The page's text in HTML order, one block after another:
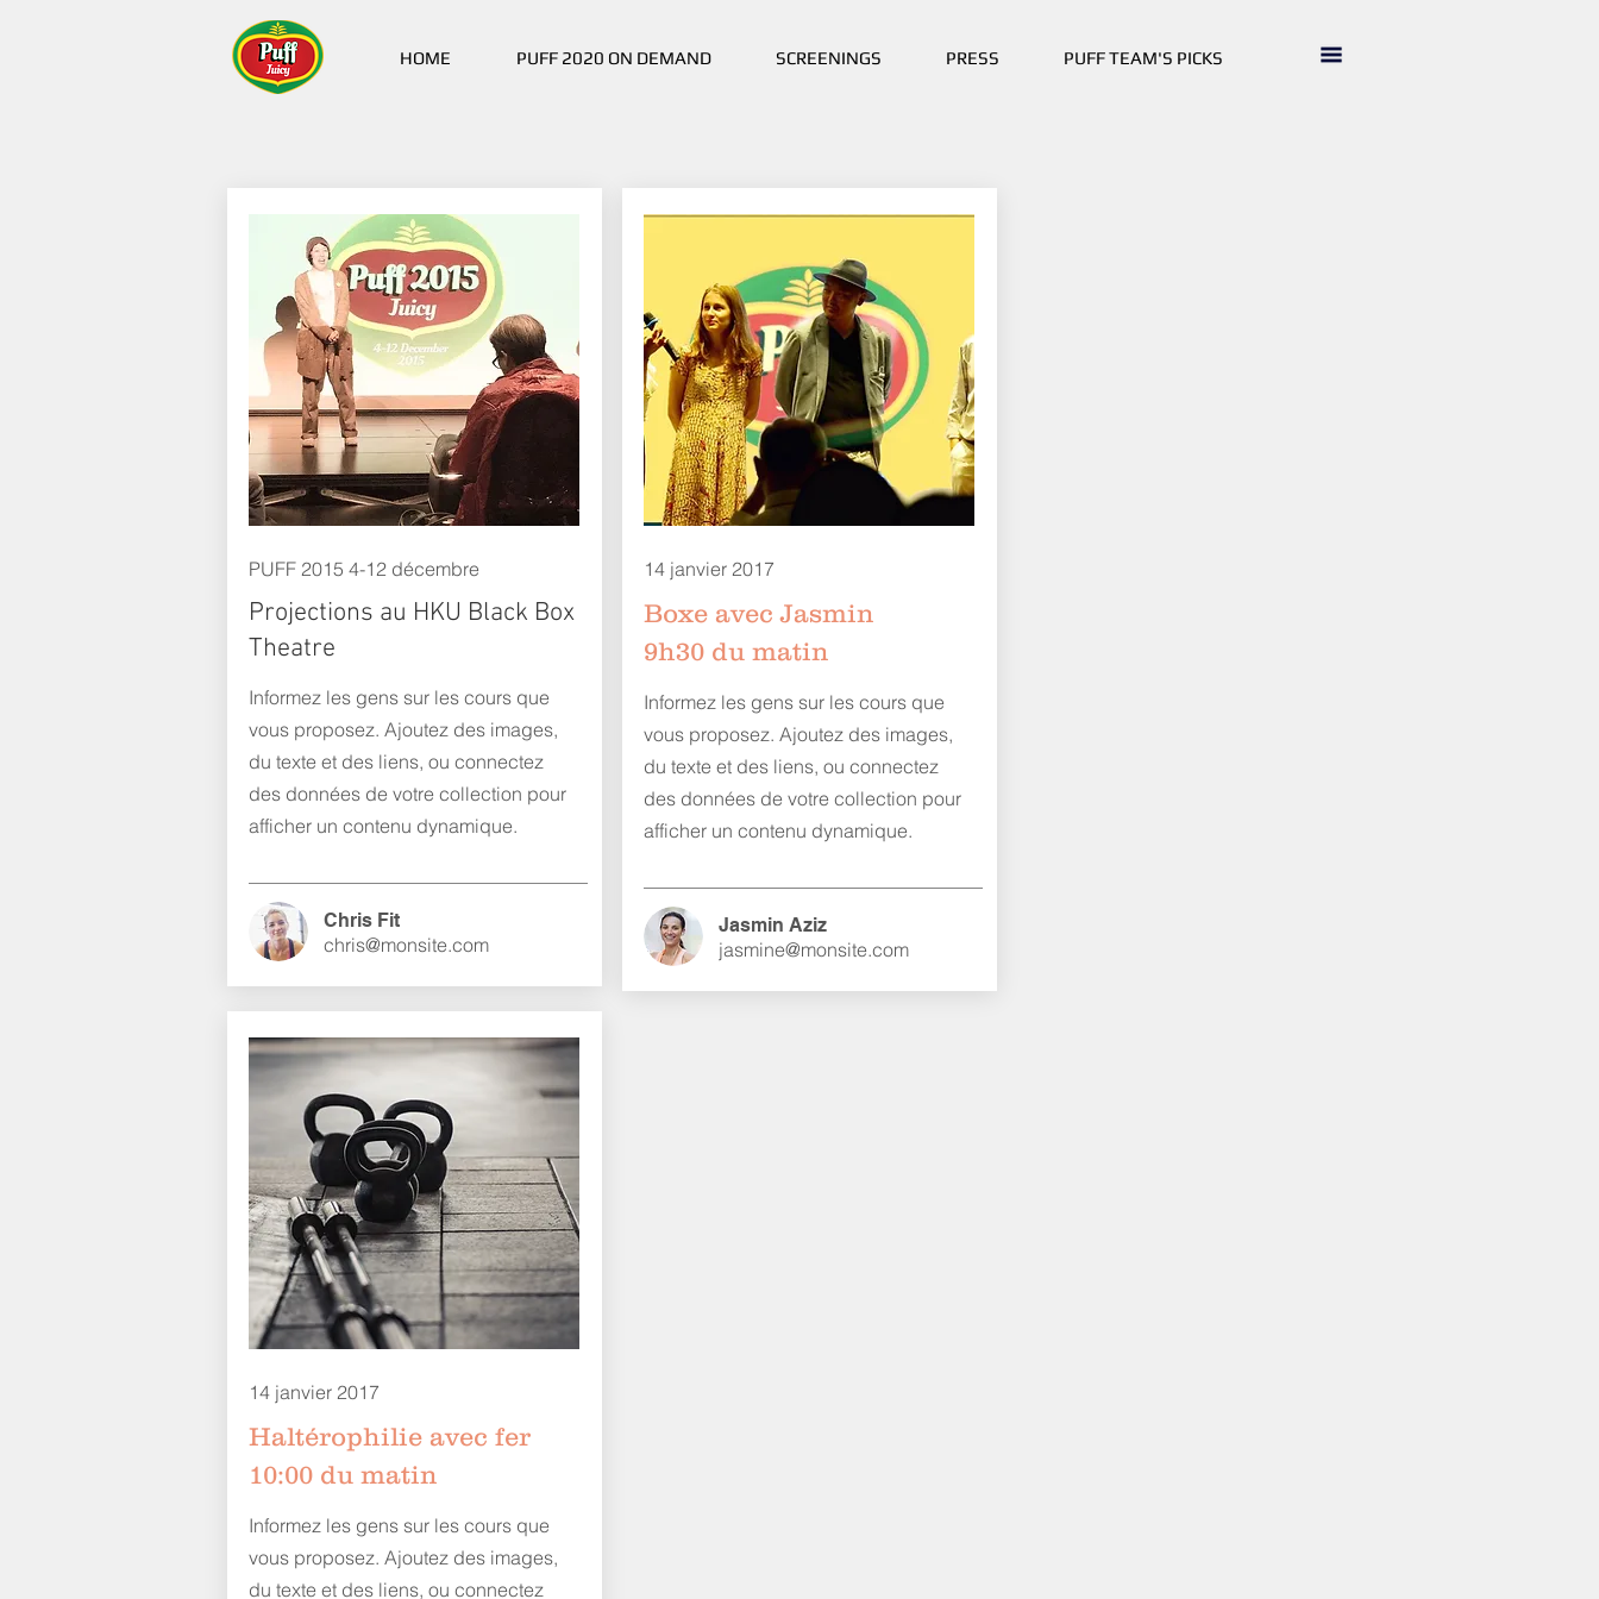
HOME PUFF 2020 ON DEMAND SCREENINGS PRESS PUFF TEAM'S PICKS
PUFF 2015 4-12 décembre
Projections au HKU Black Box
Theatre
Informez les gens sur les cours que
vous proposez. Ajoutez des images,
du texte et des liens, ou connectez
des données de votre collection pour
afficher un contenu dynamique.
chris@monsite.com
Chris Fit
14 janvier 2017
Boxe avec Jasmin
9h30 du matin
Informez les gens sur les cours que
vous proposez. Ajoutez des images,
du texte et des liens, ou connectez
des données de votre collection pour
afficher un contenu dynamique.
jasmine@monsite.com
Jasmin Aziz
14 janvier 2017
Haltérophilie avec fer
10:00 du matin
Informez les gens sur les cours que
vous proposez. Ajoutez des images,
du texte et des liens, ou connectez